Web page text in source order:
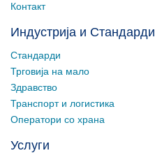
Контакт
Индустрија и Стандарди
Стандарди
Трговија на мало
Здравство
Транспорт и логистика
Оператори со храна
Услуги